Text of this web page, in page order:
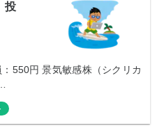
投
550円 景気敏感株（シクリカ